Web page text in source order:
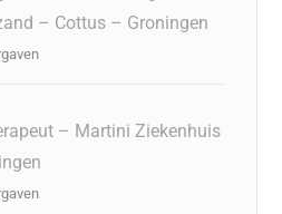
– Cottus – Groningen
– Martini Ziekenhuis